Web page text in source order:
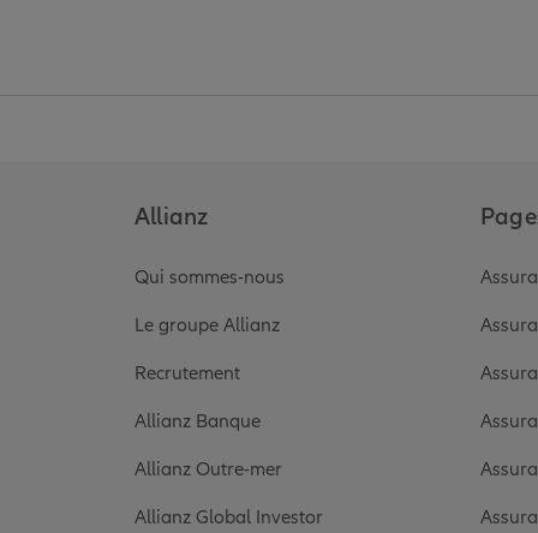
Allianz
Qui sommes-nous
Le groupe Allianz
Recrutement
Allianz Banque
Allianz Outre-mer
Allianz Global Investor